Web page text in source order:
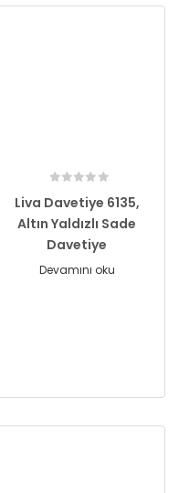
Liva Davetiye 6135,
Altın Yaldızlı Sade
Davetiye
Devamını oku